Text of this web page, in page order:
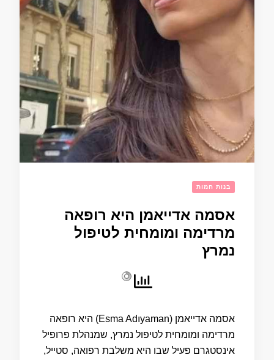
בנות חמות
אסמה אדייאמן היא רופאה
מרדימה ומומחית לטיפול
נמרץ
אסמה אדייאמן (Esma Adıyaman) היא רופאה
מרדימה ומומחית לטיפול נמרץ, שמנהלת פרופיל
אינסטגרם פעיל שבו היא משלבת רפואה, סטייל,